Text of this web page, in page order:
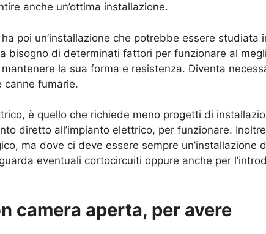
anche un’ottima installazione.
poi un’installazione che potrebbe essere studiata
bisogno di determinati fattori per funzionare al
la sua forma e resistenza. Diventa
canne fumarie.
è quello che richiede meno progetti di
diretto all’impianto elettrico, per funzionare.
ma dove ci deve essere sempre un’installazione
eventuali cortocircuiti oppure anche per
camera aperta, per avere